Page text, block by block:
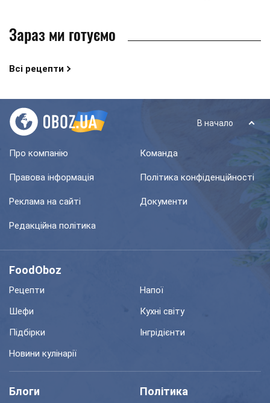
Зараз ми готуємо
Всі рецепти
В начало
Про компанію Команда
Правова інформація Політика конфіденційності
Реклама на сайті Документи
Редакційна політика
FoodOboz
Рецепти
Напої
Шефи
Кухні світу
Підбірки
Інгрідієнти
Новини кулінарії
Блоги Політика